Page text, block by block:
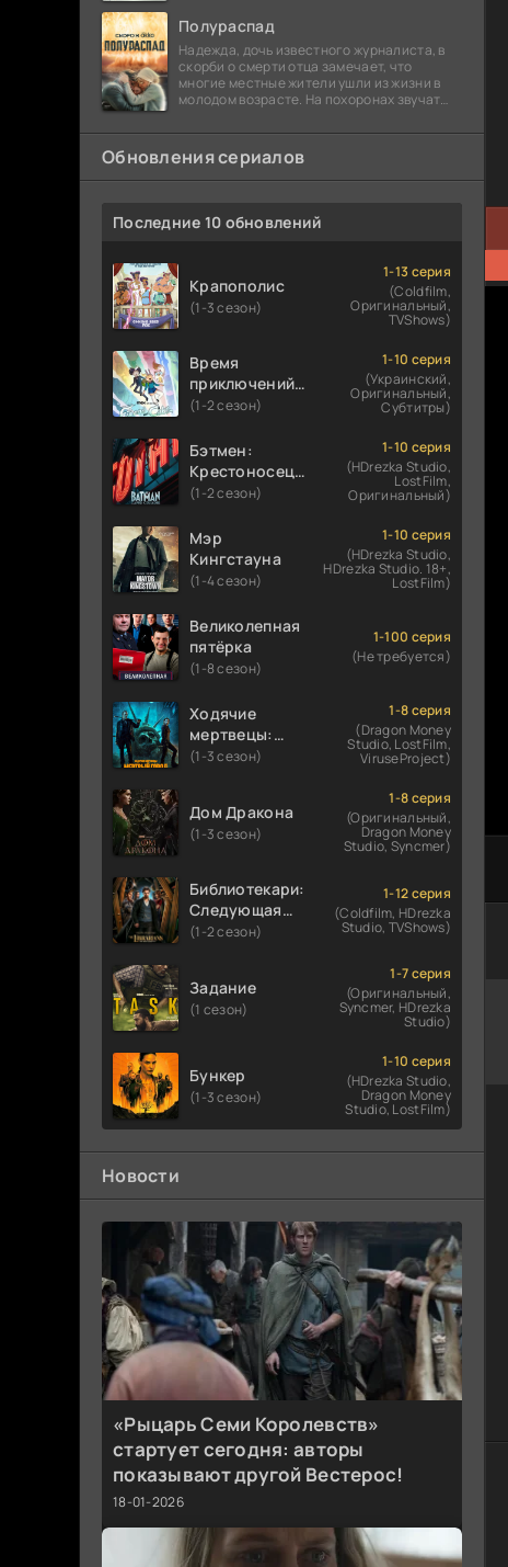
безнадежности.
Полураспад
Надежда, дочь известного журналиста, в
скорби о смерти отца замечает, что
многие местные жители ушли из жизни в
молодом возрасте. На похоронах звучат
Обновления сериалов
Последние 10 обновлений
Крапополис
(1-3 сезон)
1-13 серия
(Coldfilm,
Оригинальный,
TVShows)
Время
приключений:
Фионна и Кейк
(1-2 сезон)
1-10 серия
(Украинский,
Оригинальный,
Субтитры)
Бэтмен:
Крестоносец в
плаще
(1-2 сезон)
1-10 серия
(HDrezka Studio,
LostFilm,
Оригинальный)
Мэр
Кингстауна
(1-4 сезон)
1-10 серия
(HDrezka Studio,
HDrezka Studio. 18+,
LostFilm)
Великолепная
пятёрка
(1-8 сезон)
1-100 серия
(Не требуется)
Ходячие
мертвецы:
Мертвый
(1-3 сезон)
1-8 серия
(Dragon Money
Studio, LostFilm,
ViruseProject)
Дом Дракона
(1-3 сезон)
1-8 серия
(Оригинальный,
Dragon Money
Studio, Syncmer)
Библиотекари:
Следующая
глава
(1-2 сезон)
1-12 серия
(Coldfilm, HDrezka
Studio, TVShows)
Задание
(1 сезон)
1-7 серия
(Оригинальный,
Syncmer, HDrezka
Studio)
Бункер
(1-3 сезон)
1-10 серия
(HDrezka Studio,
Dragon Money
Studio, LostFilm)
Новости
«Рыцарь Семи Королевств»
стартует сегодня: авторы
показывают другой Вестерос!
18-01-2026